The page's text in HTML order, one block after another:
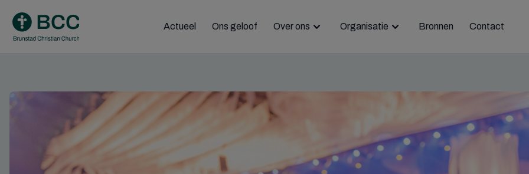
content
Actueel Ons geloof Over ons Organisatie Bronnen Contact